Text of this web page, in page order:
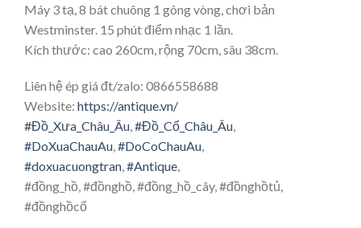
Máy 3 tạ, 8 bát chuông 1 gông vòng, chơi bản
Westminster. 15 phút điểm nhạc 1 lần.
Kích thước: cao 260cm, rộng 70cm, sâu 38cm.
Liên hệ ép giá đt/zalo: 0866558688
Website: https://antique.vn/
#Đồ_Xưa_Châu_Âu,#Đồ_Cổ_Châu_Âu,
#DoXuaChauAu,#DoCoChauAu,
#doxuacuongtran,#Antique,
#đồng_hồ, #đồnghồ, #đồng_hồ_cây, #đồnghồtủ,
#đồnghồcổ